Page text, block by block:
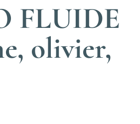
FLUIDE
olivier,